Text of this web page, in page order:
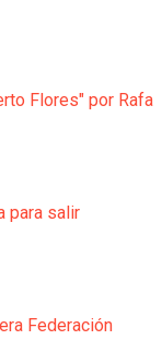
Flores" por Rafa
para salir
Federación